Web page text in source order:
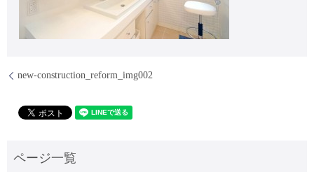
new-construction_reform_img002